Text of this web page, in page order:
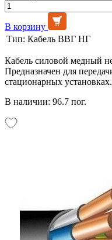
В корзину
Тип: Кабель ВВГ НГ
Кабель силовой медный
Предназначен для
стационарных установках.
В наличии: 96.7 пог.